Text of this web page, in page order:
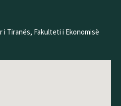
Tiranës, Fakulteti i Ekonomisë